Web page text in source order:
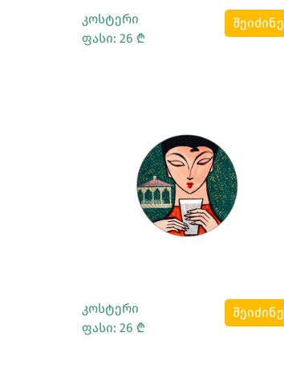
კოსტერი
ფასი: 26 ₾
შეიძინე
Სრულად Ნახვა
კოსტერი
ფასი: 26 ₾
შეიძინე